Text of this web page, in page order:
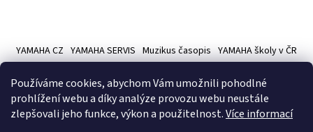
Používáme cookies, abychom Vám umožnili pohodlné
prohlížení webu a díky analýze provozu webu neustále
zlepšovali jeho funkce, výkon a použitelnost.Více informací
p
YAMAHA CZ YAMAHA SERVIS Muzikus časopis YAMAHA školy v ČR